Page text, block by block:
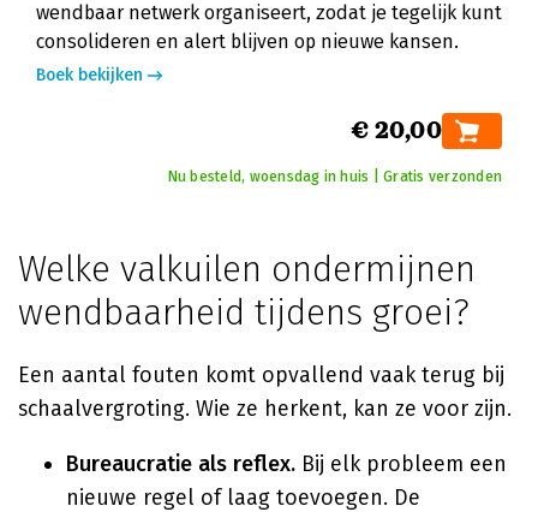
wendbaar netwerk organiseert, zodat je tegelijk kunt
consolideren en alert blijven op nieuwe kansen.
Boek bekijken
€ 20,00
Nu besteld, woensdag in huis | Gratis verzonden
Welke valkuilen ondermijnen
wendbaarheid tijdens groei?
Een aantal fouten komt opvallend vaak terug bij
schaalvergroting. Wie ze herkent, kan ze voor zijn.
Bureaucratie als reflex. Bij elk probleem een
nieuwe regel of laag toevoegen. De